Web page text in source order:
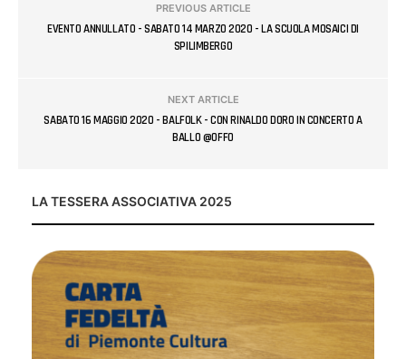
PREVIOUS ARTICLE
EVENTO ANNULLATO - SABATO 14 MARZO 2020 - LA SCUOLA MOSAICI DI
SPILIMBERGO
NEXT ARTICLE
SABATO 16 MAGGIO 2020 - BALFOLK - CON RINALDO DORO IN CONCERTO A
BALLO @OFFO
LA TESSERA ASSOCIATIVA 2025